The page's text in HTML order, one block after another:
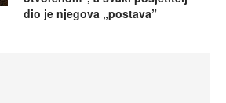
dio je njegova „postava”